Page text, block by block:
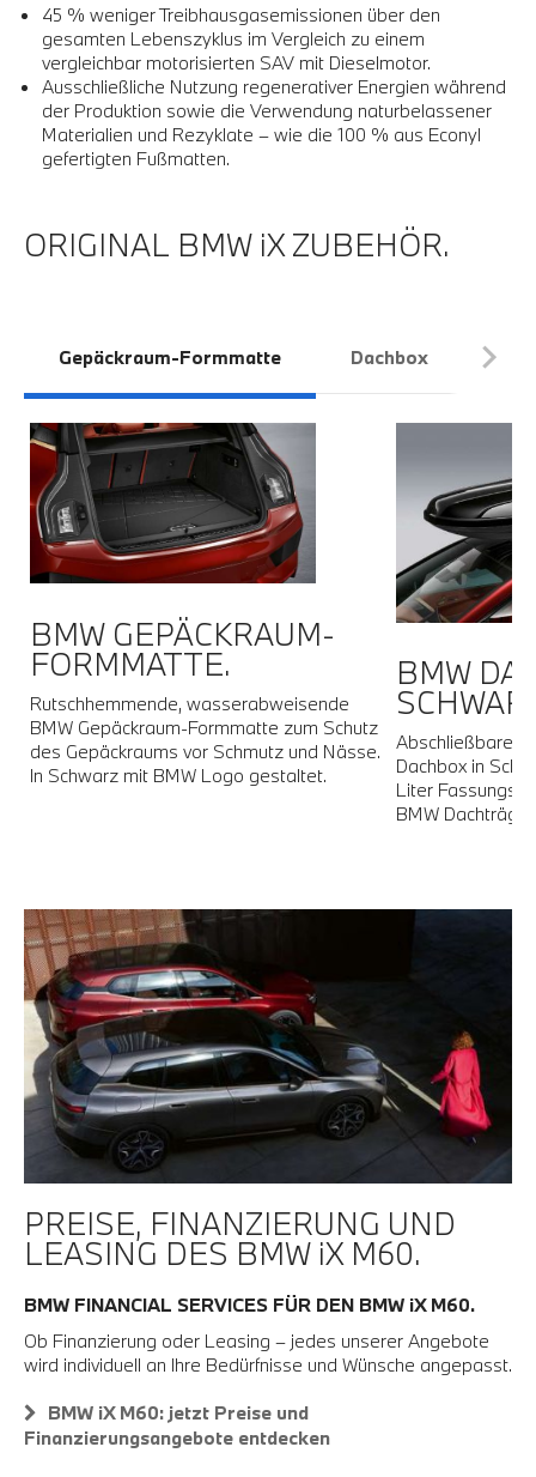
45 % weniger Treibhausgasemissionen über den
gesamten Lebenszyklus im Vergleich zu einem
vergleichbar motorisierten SAV mit Dieselmotor.
Ausschließliche Nutzung regenerativer Energien während
der Produktion sowie die Verwendung naturbelassener
Materialien und Rezyklate – wie die 100 % aus Econyl
gefertigten Fußmatten.
ORIGINAL BMW iX ZUBEHÖR.
Gepäckraum-Formmatte Dachbox
BMW GEPÄCKRAUM-
FORMMATTE.
Rutschhemmende, wasserabweisende
BMW Gepäckraum-Formmatte zum Schutz
des Gepäckraums vor Schmutz und Nässe.
In Schwarz mit BMW Logo gestaltet.
BMW
Abschließbare
Dachbox in
Liter
BMW
PREISE, FINANZIERUNG UND
LEASING DES BMW iX M60.
BMW FINANCIAL SERVICES FÜR DEN BMW iX M60.
Ob Finanzierung oder Leasing – jedes unserer Angebote
wird individuell an Ihre Bedürfnisse und Wünsche angepasst.
BMW iX M60: jetzt Preise und
Finanzierungsangebote entdecken